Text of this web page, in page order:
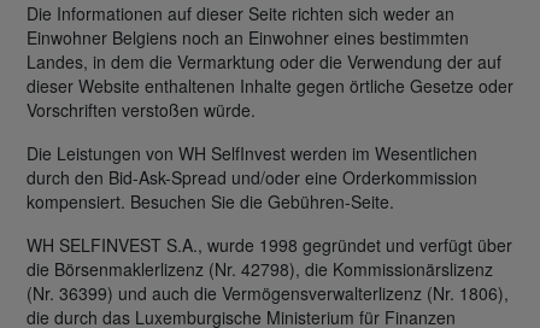
Die Informationen auf dieser Seite richten sich weder an
Einwohner Belgiens noch an Einwohner eines bestimmten
Landes, in dem die Vermarktung oder die Verwendung der auf
dieser Website enthaltenen Inhalte gegen örtliche Gesetze oder
Vorschriften verstoßen würde.
Die Leistungen von WH SelfInvest werden im Wesentlichen
durch den Bid-Ask-Spread und/oder eine Orderkommission
kompensiert. Besuchen Sie die Gebühren-Seite.
WH SELFINVEST S.A., wurde 1998 gegründet und verfügt über
die Börsenmaklerlizenz (Nr. 42798), die Kommissionärslizenz
(Nr. 36399) und auch die Vermögensverwalterlizenz (Nr. 1806),
die durch das Luxemburgische Ministerium für Finanzen